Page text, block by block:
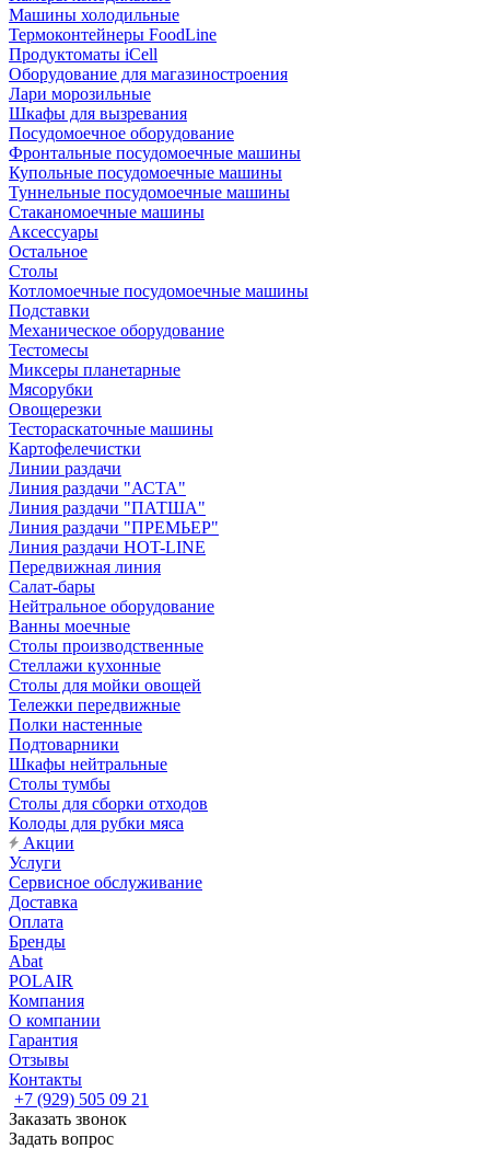
Машины холодильные
Термоконтейнеры FoodLine
Продуктоматы iCell
Оборудование для магазиностроения
Лари морозильные
Шкафы для вызревания
Посудомоечное оборудование
Фронтальные посудомоечные машины
Купольные посудомоечные машины
Туннельные посудомоечные машины
Стаканомоечные машины
Аксессуары
Остальное
Столы
Котломоечные посудомоечные машины
Подставки
Механическое оборудование
Тестомесы
Миксеры планетарные
Мясорубки
Овощерезки
Тестораскаточные машины
Картофелечистки
Линии раздачи
Линия раздачи "АСТА"
Линия раздачи "ПАТША"
Линия раздачи "ПРЕМЬЕР"
Линия раздачи HOT-LINE
Передвижная линия
Салат-бары
Нейтральное оборудование
Ванны моечные
Столы производственные
Стеллажи кухонные
Столы для мойки овощей
Тележки передвижные
Полки настенные
Подтоварники
Шкафы нейтральные
Столы тумбы
Столы для сборки отходов
Колоды для рубки мяса
Акции
Услуги
Сервисное обслуживание
Доставка
Оплата
Бренды
Abat
POLAIR
Компания
О компании
Гарантия
Отзывы
Контакты
+7 (929) 505 09 21
Заказать звонок
Задать вопрос